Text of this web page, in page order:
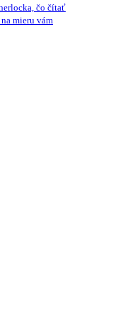
čo čítať
mieru vám